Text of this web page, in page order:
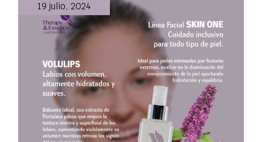
19 julio, 2024